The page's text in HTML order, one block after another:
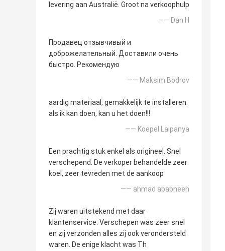
levering aan Australië. Groot na verkoophulp
—— Dan H
Продавец отзывчивый и
доброжелательный. Доставили очень
быстро. Рекомендую
—— Maksim Bodrov
aardig materiaal, gemakkelijk te installeren.
als ik kan doen, kan u het doen!!!
—— Koepel Laipanya
Een prachtig stuk enkel als origineel. Snel
verschepend. De verkoper behandelde zeer
koel, zeer tevreden met de aankoop
—— ahmad ababneeh
Zij waren uitstekend met daar
klantenservice. Verschepen was zeer snel
en zij verzonden alles zij ook verondersteld
waren. De enige klacht was Th